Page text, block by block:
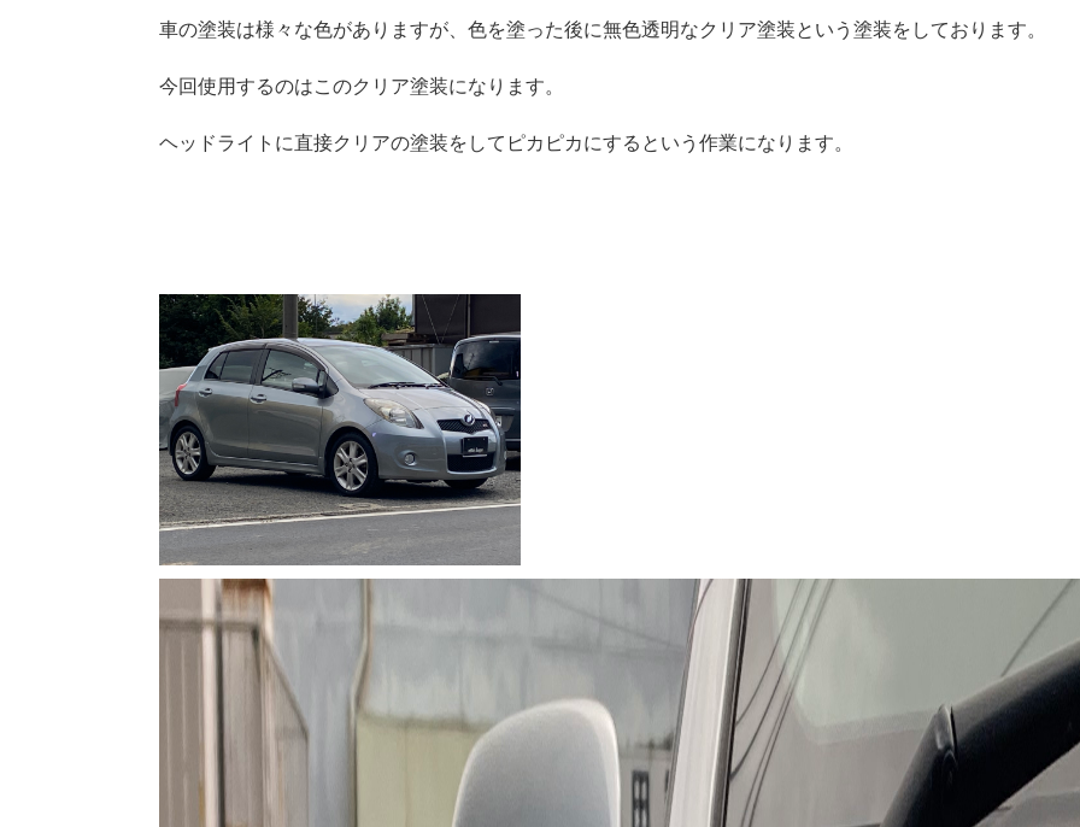
車の塗装は様々な色がありますが、色を塗った後に無色透明なクリア塗装という塗装をしております。
今回使用するのはこのクリア塗装になります。
ヘッドライトに直接クリアの塗装をしてピカピカにするという作業になります。